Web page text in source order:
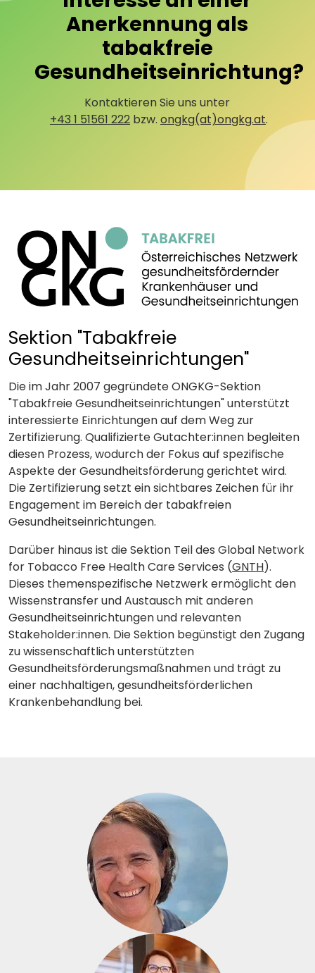
Anerkennung als
tabakfreie
Gesundheitseinrichtung?
Kontaktieren Sie uns unter
+43 1 51561 222bzw. ongkg(at)ongkg.at.
Sektion "Tabakfreie
Gesundheitseinrichtungen"
Die im Jahr 2007 gegründete ONGKG-Sektion
"Tabakfreie Gesundheitseinrichtungen" unterstützt
interessierte Einrichtungen auf dem Weg zur
Zertifizierung. Qualifizierte Gutachter:innen begleiten
diesen Prozess, wodurch der Fokus auf spezifische
Aspekte der Gesundheitsförderung gerichtet wird.
Die Zertifizierung setzt ein sichtbares Zeichen für ihr
Engagement im Bereich der tabakfreien
Gesundheitseinrichtungen.
Darüber hinaus ist die Sektion Teil des Global Network
for Tobacco Free Health Care Services (GNTH).
Dieses themenspezifische Netzwerk ermöglicht den
Wissenstransfer und Austausch mit anderen
Gesundheitseinrichtungen und relevanten
Stakeholder:innen. Die Sektion begünstigt den Zugang
zu wissenschaftlich unterstützten
Gesundheitsförderungsmaßnahmen und trägt zu
einer nachhaltigen, gesundheitsförderlichen
Krankenbehandlung bei.